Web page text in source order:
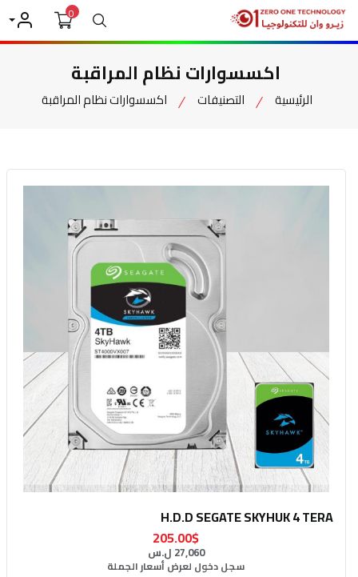
بحث0
حسابي
اكسسوارات نظام المراقبة
الرئيسية التصنيفات اكسسوارات نظام المراقبة
H.D.D SEGATE SKYHUK 4 TERA
205.00$
27,060 ل.س
سجل دخول لعرض أسعار الجملة